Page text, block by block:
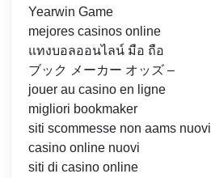
Yearwin Game
mejores casinos online
แทงบอลออนไลน์ มือ ถือ
ブック メーカー オッズ –
jouer au casino en ligne
migliori bookmaker
siti scommesse non aams nuovi
casino online nuovi
siti di casino online